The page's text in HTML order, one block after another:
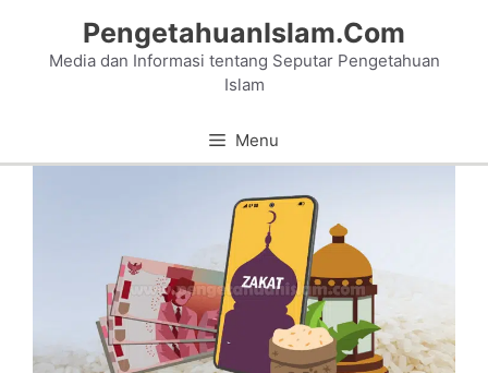
content
PengetahuanIslam.Com
Media dan Informasi tentang Seputar Pengetahuan
Islam
Menu